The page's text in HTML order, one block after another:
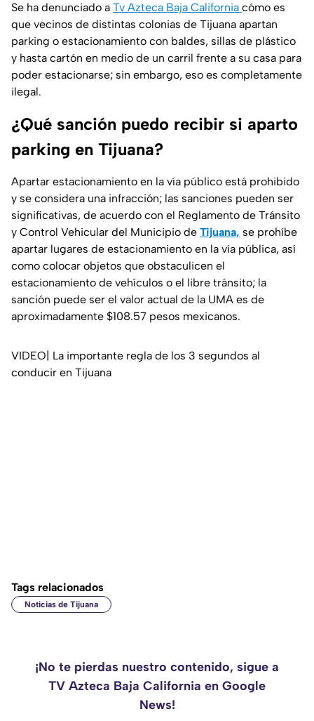
Se ha denunciado a Tv Azteca Baja California cómo es
que vecinos de distintas colonias de Tijuana apartan
parking o estacionamiento con baldes, sillas de plástico
y hasta cartón en medio de un carril frente a su casa para
poder estacionarse; sin embargo, eso es completamente
ilegal.
¿Qué sanción puedo recibir si aparto
parking en Tijuana?
Apartar estacionamiento en la vía público está prohibido
y se considera una infracción; las sanciones pueden ser
significativas, de acuerdo con el Reglamento de Tránsito
y Control Vehicular del Municipio de Tijuana, se prohíbe
apartar lugares de estacionamiento en la vía pública, así
como colocar objetos que obstaculicen el
estacionamiento de vehículos o el libre tránsito; la
sanción puede ser el valor actual de la UMA es de
aproximadamente $108.57 pesos mexicanos.
VIDEO| La importante regla de los 3 segundos al
conducir en Tijuana
Tags relacionados
Noticias de Tijuana
¡No te pierdas nuestro contenido, sigue a
TV Azteca Baja California en Google
News!